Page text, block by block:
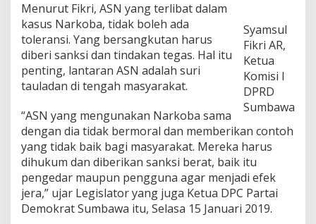
b
a
=
M
u
s
u
N
e
g
a
r
a
Syamsul
Fikri AR,
Ketua
Komisi I
DPRD
Sumbawa
Menurut Fikri, ASN yang terlibat dalam
kasus Narkoba, tidak boleh ada
toleransi. Yang bersangkutan harus
diberi sanksi dan tindakan tegas. Hal itu
penting, lantaran ASN adalah suri
tauladan di tengah masyarakat.
“ASN yang mengunakan Narkoba sama
dengan dia tidak bermoral dan memberikan contoh
yang tidak baik bagi masyarakat. Mereka harus
dihukum dan diberikan sanksi berat, baik itu
pengedar maupun pengguna agar menjadi efek
jera,” ujar Legislator yang juga Ketua DPC Partai
Demokrat Sumbawa itu, Selasa 15 Januari 2019.